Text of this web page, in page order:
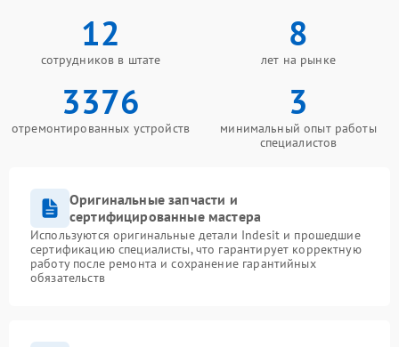
12
сотрудников в штате
8
лет на рынке
3376
отремонтированных устройств
3
минимальный опыт работы
специалистов
Оригинальные запчасти и
сертифицированные мастера
Используются оригинальные детали Indesit и прошедшие
сертификацию специалисты, что гарантирует корректную
работу после ремонта и сохранение гарантийных
обязательств